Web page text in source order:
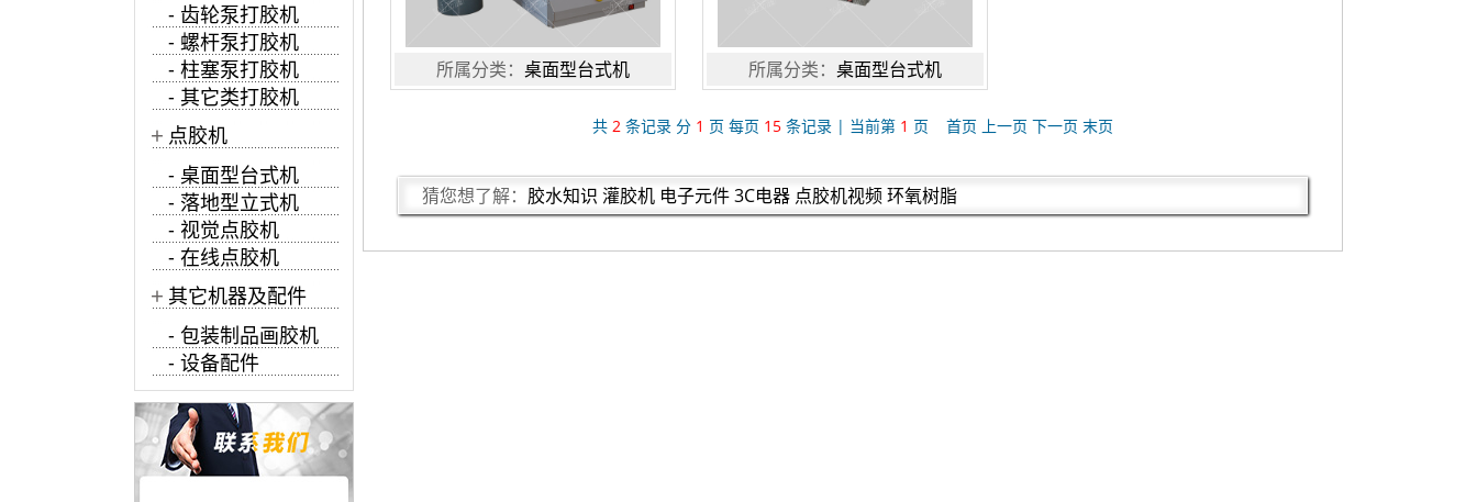
所属分类： 桌面型台式机 所属分类： 桌面型台式机
共 2 条记录 分 1 页 每页 15 条记录 | 当前第 1 页 首页 上一页 下一页 末页
猜您想了解： 胶水知识 灌胶机 电子元件3C电器 点胶机视频环氧树脂
- 齿轮泵打胶机
- 螺杆泵打胶机
- 柱塞泵打胶机
- 其它类打胶机
+ 点胶机
- 桌面型台式机
- 落地型立式机
- 视觉点胶机
- 在线点胶机
+ 其它机器及配件
- 包装制品画胶机
- 设备配件